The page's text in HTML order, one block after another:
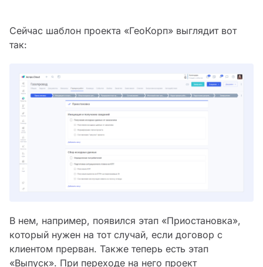
Сейчас шаблон проекта «ГеоКорп» выглядит вот
так:
В нем, например, появился этап «Приостановка»,
который нужен на тот случай, если договор с
клиентом прерван. Также теперь есть этап
«Выпуск». При переходе на него проект